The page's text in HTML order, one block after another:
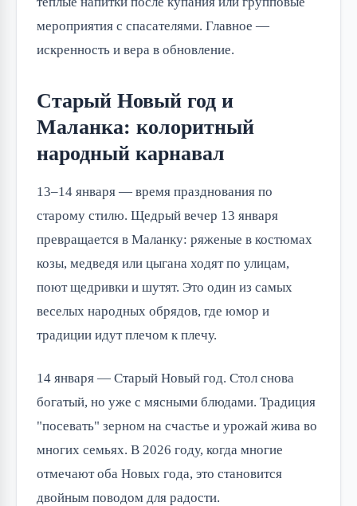
мероприятия с спасателями. Главное —
искренность и вера в обновление.
Старый Новый год и
Маланка: колоритный
народный карнавал
13–14 января — время празднования по
старому стилю. Щедрый вечер 13 января
превращается в Маланку: ряженые в костюмах
козы, медведя или цыгана ходят по улицам,
поют щедривки и шутят. Это один из самых
веселых народных обрядов, где юмор и
традиции идут плечом к плечу.
14 января — Старый Новый год. Стол снова
богатый, но уже с мясными блюдами. Традиция
"посевать" зерном на счастье и урожай жива во
многих семьях. В 2026 году, когда многие
отмечают оба Новых года, это становится
двойным поводом для радости.